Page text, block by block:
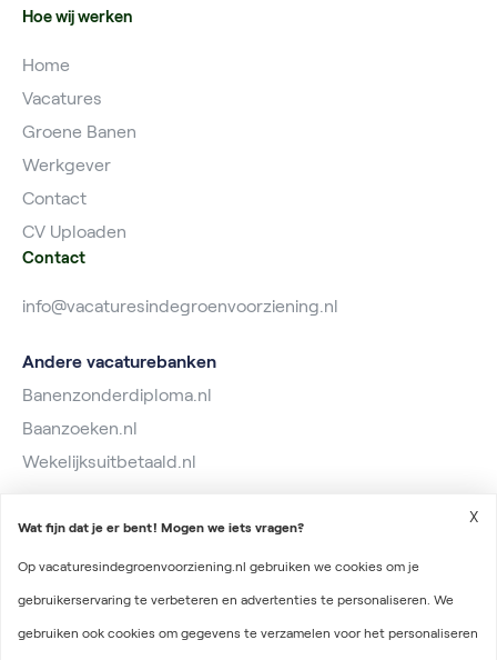
Hoe wij werken
Home
Vacatures
Groene Banen
Werkgever
Contact
CV Uploaden
Contact
info@vacaturesindegroenvoorziening.nl
Andere vacaturebanken
Banenzonderdiploma.nl
Baanzoeken.nl
Wekelijksuitbetaald.nl
Wat fijn dat je er bent! Mogen we iets vragen?
Op vacaturesindegroenvoorziening.nl gebruiken we cookies om je
gebruikerservaring te verbeteren en advertenties te personaliseren. We
gebruiken ook cookies om gegevens te verzamelen voor het personaliseren
X